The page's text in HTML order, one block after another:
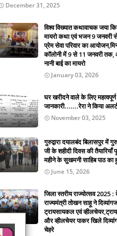
December 31, 2025
विश्व विख्यात कथावाचक जया
मायरो कथा एवं भजन 9 जनवरी
प्रेम सेवा परिवार का
कॉलोनी में 9 से 11 जनवरी तक,
नानी बाई का मायरो
January 03, 2026
घर खरीदने वाले के लिए महत्वपूर्ण
जानकारी.......रेरा ने किया अलर्ट
November 03, 2025
गुरुद्वारा दयालबंद बिलासपुर में
जी के शहीदी दिवस की तैयारियाँ
महीने के सुखमनी साहिब पाठ
June 15, 2026
जिला स्तरीय राज्योत्सव 2025 :
राज्यमंत्री तोखन साहू ने
ट्रायसायकल एवं
और व्हीलचेयर पाकर खिले
चेहरे